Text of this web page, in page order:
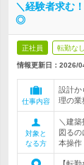
＼経験者求む
◎
正社員 転勤なし
情報更新日：2026/
仕事内容
設計か
理の業
対象と
なる方
＼建
図る
本操作